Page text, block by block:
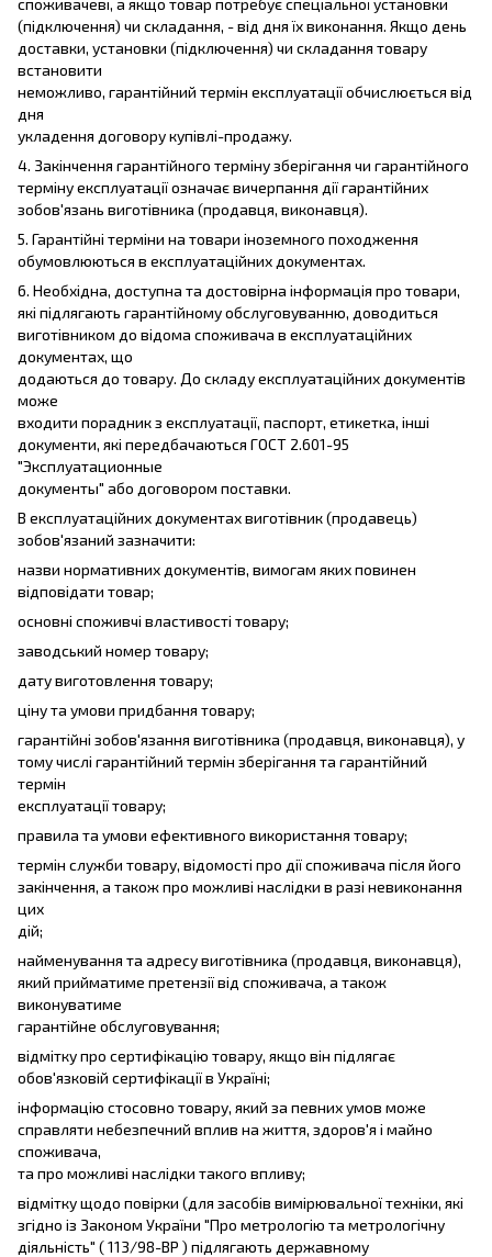
(підключення) чи складання, - від дня їх виконання. Якщо день
доставки, установки (підключення) чи складання товару
встановити
неможливо, гарантійний термін експлуатації обчислюється від
дня
укладення договору купівлі-продажу.
4. Закінчення гарантійного терміну зберігання чи гарантійного
терміну експлуатації означає вичерпання дії гарантійних
зобов'язань виготівника (продавця, виконавця).
5. Гарантійні терміни на товари іноземного походження
обумовлюються в експлуатаційних документах.
6. Необхідна, доступна та достовірна інформація про товари,
які підлягають гарантійному обслуговуванню, доводиться
виготівником до відома споживача в експлуатаційних
документах, що
додаються до товару. До складу експлуатаційних документів
може
входити порадник з експлуатації, паспорт, етикетка, інші
документи, які передбачаються ГОСТ 2.601-95
"Эксплуатационные
документы" або договором поставки.
В експлуатаційних документах виготівник (продавець)
зобов'язаний зазначити:
назви нормативних документів, вимогам яких повинен
відповідати товар;
основні споживчі властивості товару;
заводський номер товару;
дату виготовлення товару;
ціну та умови придбання товару;
гарантійні зобов'язання виготівника (продавця, виконавця), у
тому числі гарантійний термін зберігання та гарантійний
термін
експлуатації товару;
правила та умови ефективного використання товару;
термін служби товару, відомості про дії споживача після його
закінчення, а також про можливі наслідки в разі невиконання
цих
дій;
найменування та адресу виготівника (продавця, виконавця),
який прийматиме претензії від споживача, а також
виконуватиме
гарантійне обслуговування;
відмітку про сертифікацію товару, якщо він підлягає
обов'язковій сертифікації в Україні;
інформацію стосовно товару, який за певних умов може
справляти небезпечний вплив на життя, здоров'я і майно
споживача,
та про можливі наслідки такого впливу;
відмітку щодо повірки (для засобів вимірювальної техніки, які
згідно із Законом України "Про метрологію та метрологічну
діяльність" ( 113/98-ВР ) підлягають державному